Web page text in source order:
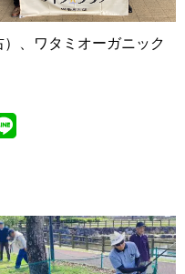
、ワタミオーガニック